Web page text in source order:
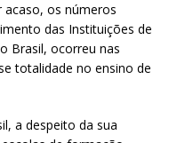
acaso, os números
das Instituições de
Brasil, ocorreu nas
totalidade no ensino de
a despeito da sua